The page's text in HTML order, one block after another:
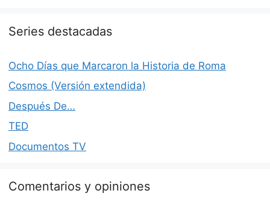
Series destacadas
Ocho Días que Marcaron la Historia de Roma
Cosmos (Versión extendida)
Después De…
TED
Documentos TV
Comentarios y opiniones